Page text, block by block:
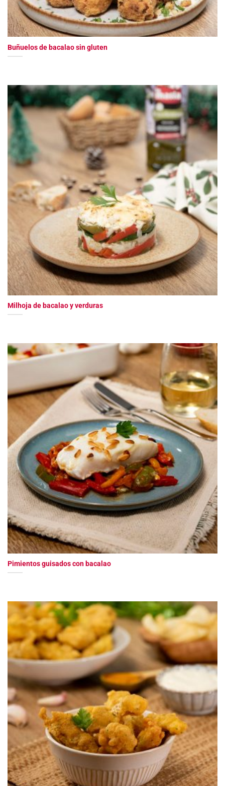
Buñuelos de bacalao sin gluten
Milhoja de bacalao y verduras
Pimientos guisados con bacalao